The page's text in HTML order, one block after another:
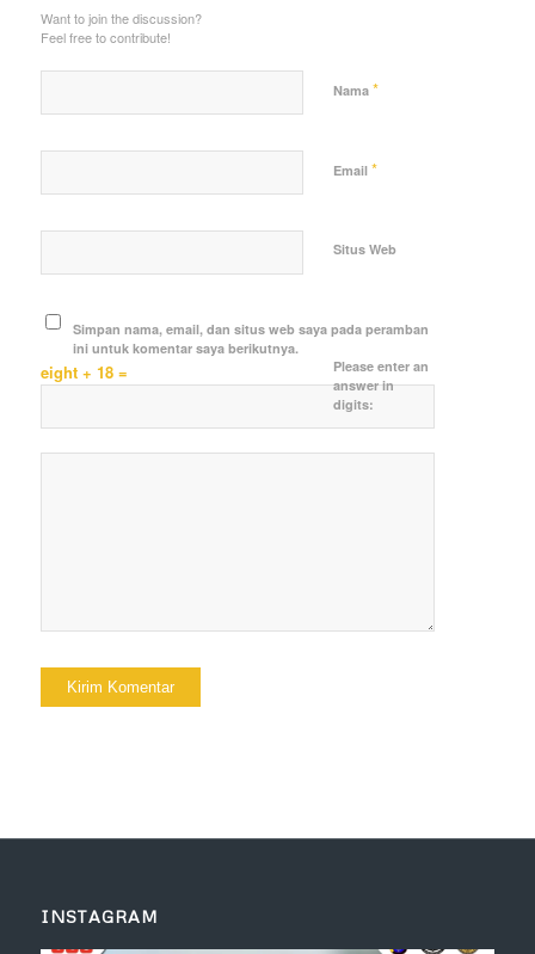
Want to join the discussion?
Feel free to contribute!
Nama *
Email *
Situs Web
Simpan nama, email, dan situs web saya pada peramban
ini untuk komentar saya berikutnya.
Please enter an
answer in
digits:
eight + 18 =
INSTAGRAM